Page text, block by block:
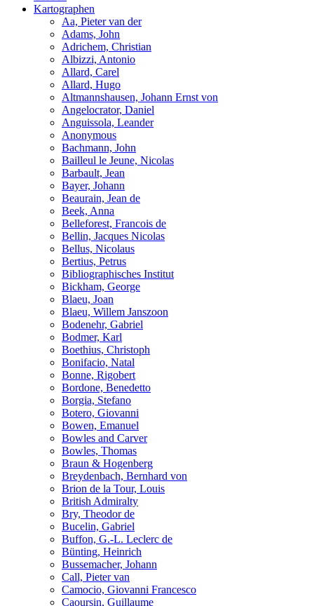
Kartographen
Aa, Pieter van der
Adams, John
Adrichem, Christian
Albizzi, Antonio
Allard, Carel
Allard, Hugo
Altmannshausen, Johann Ernst von
Angelocrator, Daniel
Anguissola, Leander
Anonymous
Bachmann, John
Bailleul le Jeune, Nicolas
Barbault, Jean
Bayer, Johann
Beaurain, Jean de
Beek, Anna
Belleforest, Francois de
Bellin, Jacques Nicolas
Bellus, Nicolaus
Bertius, Petrus
Bibliographisches Institut
Bickham, George
Blaeu, Joan
Blaeu, Willem Janszoon
Bodenehr, Gabriel
Bodmer, Karl
Boethius, Christoph
Bonifacio, Natal
Bonne, Rigobert
Bordone, Benedetto
Borgia, Stefano
Botero, Giovanni
Bowen, Emanuel
Bowles and Carver
Bowles, Thomas
Braun & Hogenberg
Breydenbach, Bernhard von
Brion de la Tour, Louis
British Admiralty
Bry, Theodor de
Bucelin, Gabriel
Buffon, G.-L. Leclerc de
Bünting, Heinrich
Bussemacher, Johann
Call, Pieter van
Camocio, Giovanni Francesco
Caoursin, Guillaume